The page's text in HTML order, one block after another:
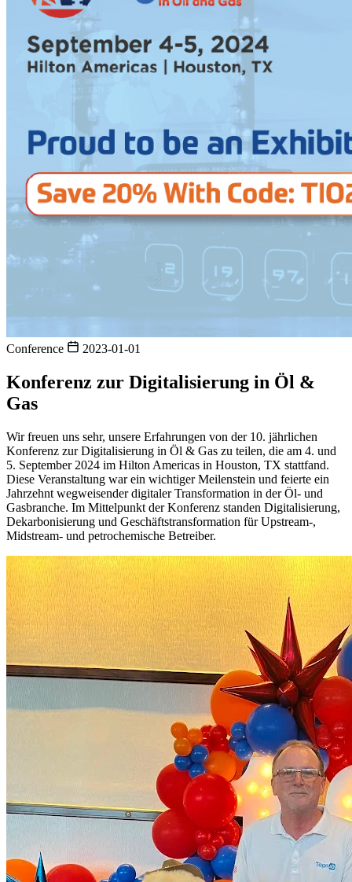
Conference 2023-01-01
Konferenz zur Digitalisierung in Öl &
Gas
Wir freuen uns sehr, unsere Erfahrungen von der 10. jährlichen
Konferenz zur Digitalisierung in Öl & Gas zu teilen, die am 4. und
5. September 2024 im Hilton Americas in Houston, TX stattfand.
Diese Veranstaltung war ein wichtiger Meilenstein und feierte ein
Jahrzehnt wegweisender digitaler Transformation in der Öl- und
Gasbranche. Im Mittelpunkt der Konferenz standen Digitalisierung,
Dekarbonisierung und Geschäftstransformation für Upstream-,
Midstream- und petrochemische Betreiber.